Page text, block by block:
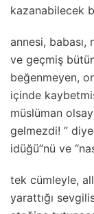
kazanabilecek
annesi,
ve geçmiş
beğenmeyen,
içinde
müslüman
gelmezdi! ”
idüğü”nü ve
tek cümleyle,
yarattığı